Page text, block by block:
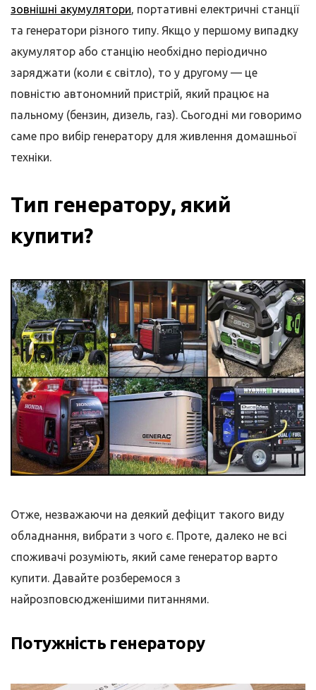
зовнішні акумулятори, портативні електричні станції
та генератори різного типу. Якщо у першому випадку
акумулятор або станцію необхідно періодично
заряджати (коли є світло), то у другому — це
повністю автономний пристрій, який працює на
пальному (бензин, дизель, газ). Сьогодні ми говоримо
саме про вибір генератору для живлення домашньої
техніки.
Тип генератору, який
купити?
Отже, незважаючи на деякий дефіцит такого виду
обладнання, вибрати з чого є. Проте, далеко не всі
споживачі розуміють, який саме генератор варто
купити. Давайте розберемося з
найрозповсюдженішими питаннями.
Потужність генератору